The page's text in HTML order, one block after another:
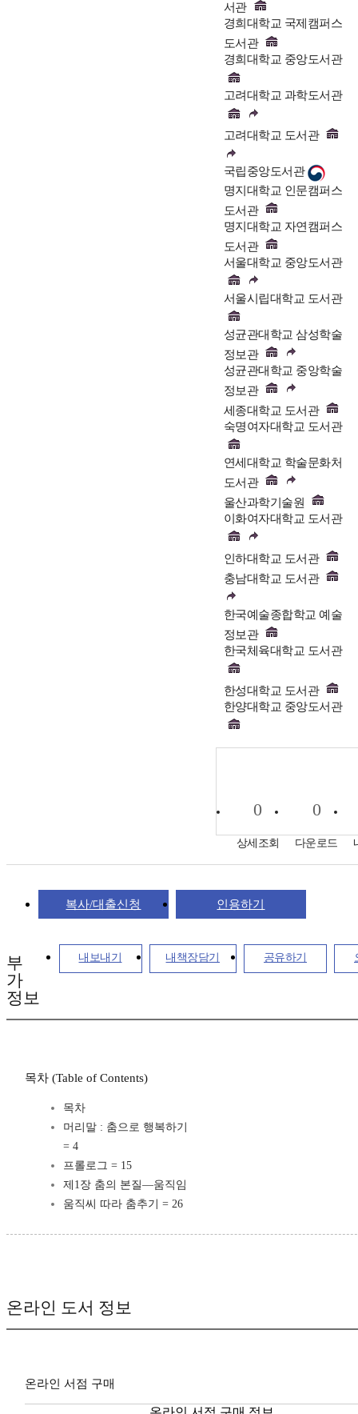
서관
경희대학교 국제캠퍼스
도서관
경희대학교 중앙도서관
고려대학교 과학도서관
고려대학교 도서관
국립중앙도서관
명지대학교 인문캠퍼스
도서관
명지대학교 자연캠퍼스
도서관
서울대학교 중앙도서관
서울시립대학교 도서관
성균관대학교 삼성학술
정보관
성균관대학교 중앙학술
정보관
세종대학교 도서관
숙명여자대학교 도서관
연세대학교 학술문화처
도서관
울산과학기술원
이화여자대학교 도서관
인하대학교 도서관
충남대학교 도서관
한국예술종합학교 예술
정보관
한국체육대학교 도서관
한성대학교 도서관
한양대학교 중앙도서관
0
상세조회
0
다운로드
복사/대출신청 인용하기
내보내기 내책장담기 공유하기
부
가
정보
목차 (Table of Contents)
목차
머리말 : 춤으로 행복하기
= 4
프롤로그 = 15
제1장 춤의 본질―움직임
움직씨 따라 춤추기 = 26
온라인 도서 정보
온라인 서점 구매